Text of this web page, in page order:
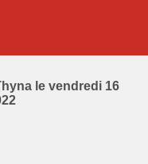
le vendredi 16